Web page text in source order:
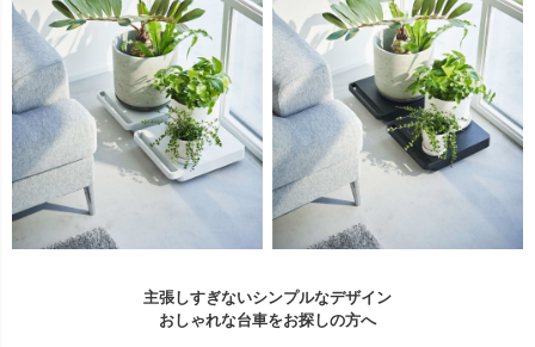
主張しすぎないシンプルなデザイン
おしゃれな台車をお探しの方へ